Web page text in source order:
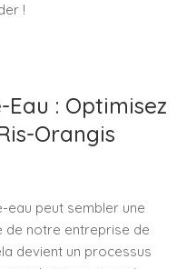
!
: Optimisez
Orangis
peut sembler une
de notre entreprise de
devient un processus